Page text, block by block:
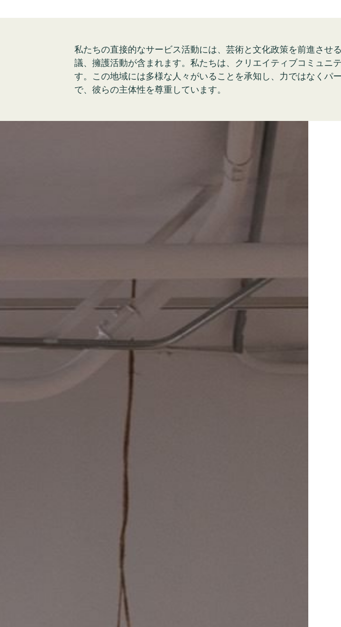
私たちの直接的なサービス活動には、芸術と文化政策を前進させ
議、擁護活動が含まれます。私たちは、クリエイティブコミュニ
す。この地域には多様な人々がいることを承知し、力ではなくパ
で、彼らの主体性を尊重しています。